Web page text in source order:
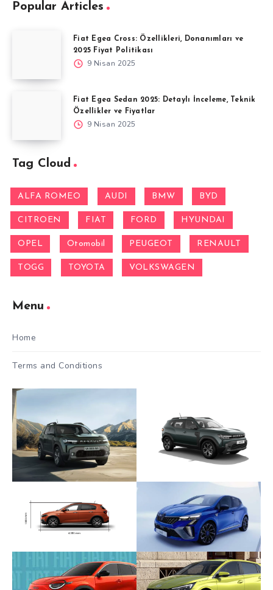
Popular Articles
Fiat Egea Cross: Özellikleri, Donanımları ve
2025 Fiyat Politikası
9 Nisan 2025
Fiat Egea Sedan 2025: Detaylı İnceleme, Teknik
Özellikler ve Fiyatlar
9 Nisan 2025
Tag Cloud
ALFA ROMEO AUDI BMW BYD
CITROEN FIAT FORD HYUNDAI
OPEL Otomobil PEUGEOT RENAULT
TOGG TOYOTA VOLKSWAGEN
Menu
Home
Terms and Conditions